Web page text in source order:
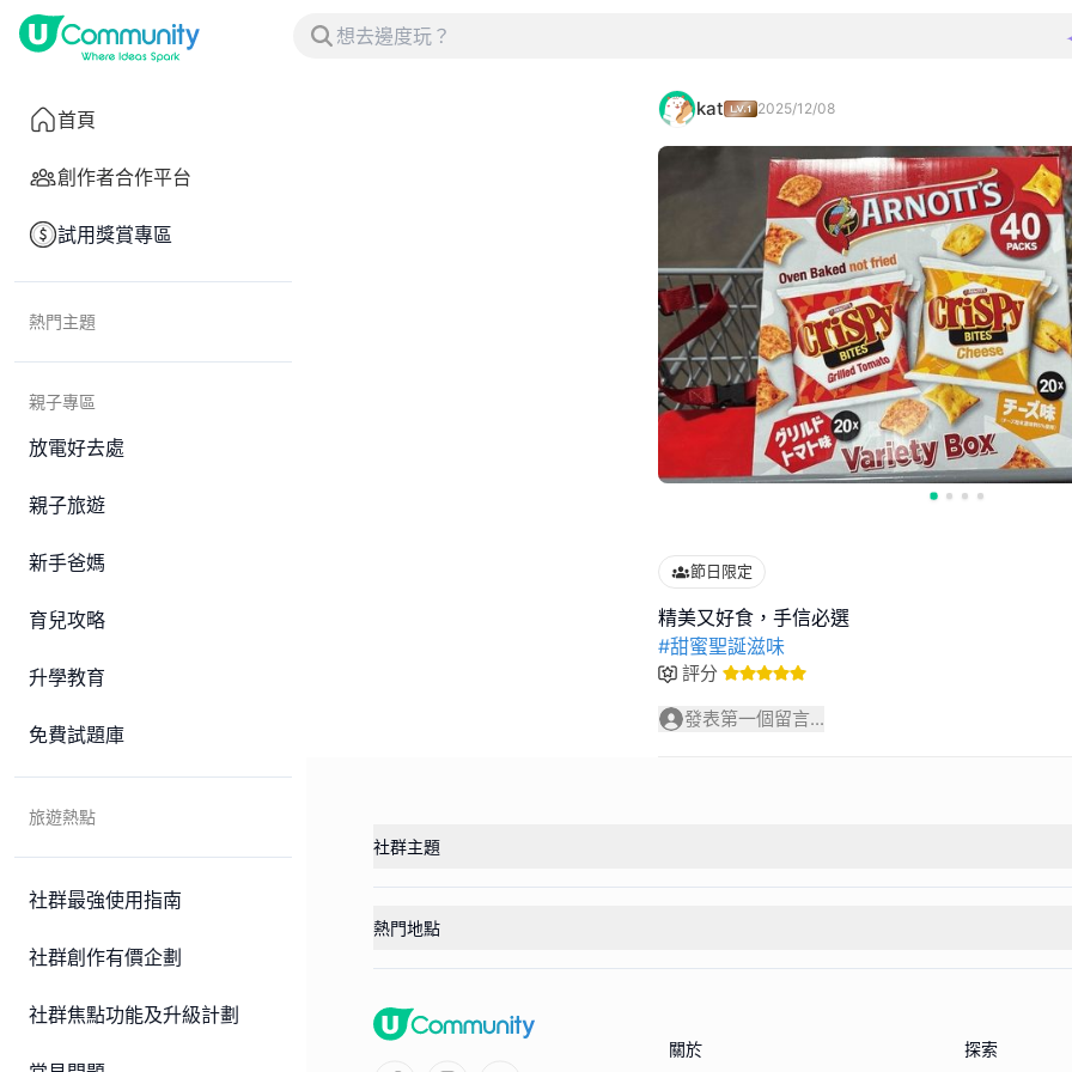
首頁
創作者合作平台
試用獎賞專區
熱門主題
親子專區
放電好去處
親子旅遊
新手爸媽
育兒攻略
升學教育
免費試題庫
旅遊熱點
社群最強使用指南
社群創作有價企劃
社群焦點功能及升級計劃
kat 2025/12/08
節日限定
#甜蜜聖誕滋味
評分
發表第一個留言...
社群主題
熱門地點
關於 探索